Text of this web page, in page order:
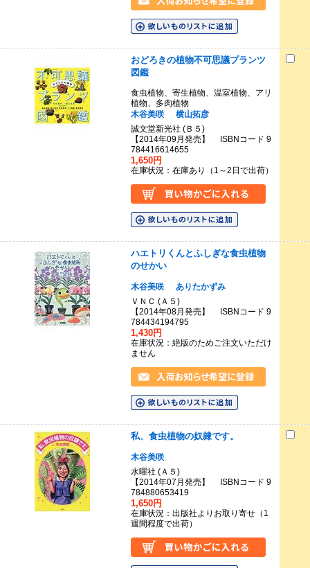
おどろきの植物不可思議プランツ
図鑑
食虫植物、寄生植物、温室植物、アリ
植物、多肉植物
木谷美咲
横山拓彦
誠文堂新光社 (Ｂ５)
【2014年09月発売】 ISBNコード 9
784416614655
1,650円
在庫状況：在庫あり（1～2日で出荷）
ハエトリくんとふしぎな食虫植物
のせかい
木谷美咲
ありたかずみ
ＶＮＣ (Ａ５)
【2014年08月発売】 ISBNコード 9
784434194795
1,430円
在庫状況：絶版のためご注文いただけ
ません
私、食虫植物の奴隷です。
木谷美咲
水曜社 (Ａ５)
【2014年07月発売】 ISBNコード 9
784880653419
1,650円
在庫状況：出版社よりお取り寄せ（1
週間程度で出荷）